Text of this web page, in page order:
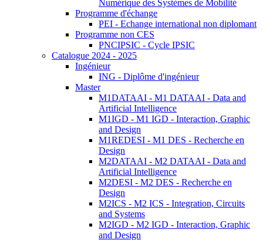
Numérique des Systèmes de Mobilité
Programme d'échange
PEI - Echange international non diplomant
Programme non CES
PNCIPSIC - Cycle IPSIC
Catalogue 2024 - 2025
Ingénieur
ING - Diplôme d'ingénieur
Master
M1DATAAI - M1 DATAAI - Data and
Artificial Intelligence
M1IGD - M1 IGD - Interaction, Graphic
and Design
M1REDESI - M1 DES - Recherche en
Design
M2DATAAI - M2 DATAAI - Data and
Artificial Intelligence
M2DESI - M2 DES - Recherche en
Design
M2ICS - M2 ICS - Integration, Circuits
and Systems
M2IGD - M2 IGD - Interaction, Graphic
and Design